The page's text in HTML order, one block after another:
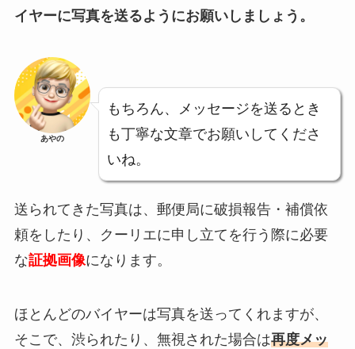
イヤーに写真を送るようにお願いしましょう。
あやの
もちろん、メッセージを送るとき
も丁寧な文章でお願いしてくださ
いね。
送られてきた写真は、郵便局に破損報告・補償依
頼をしたり、クーリエに申し立てを行う際に必要
な証拠画像になります。
ほとんどのバイヤーは写真を送ってくれますが、
そこで、渋られたり、無視された場合は再度メッ